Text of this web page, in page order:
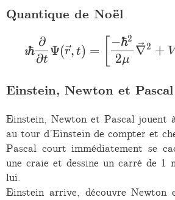
Quantique de Noël
ıℏ
∂t
∂
Ψ(r, t) =
2μ
−ℏ2
∇2 + V
Einstein, Newton et Pascal
Einstein, Newton et Pascal jouent
au tour d’Einstein de compter et
Pascal court immédiatement se
une craie et dessine un carré de 1
lui.
Einstein arrive, découvre